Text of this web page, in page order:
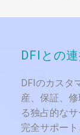
DFIとの
DFIのカスタ
産、保証、
る独占的な
完全サポー